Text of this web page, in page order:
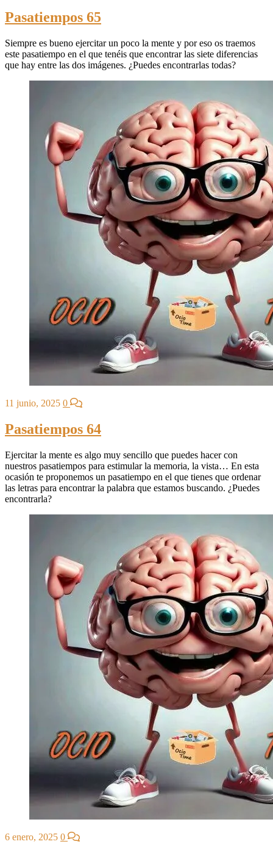
Pasatiempos 65
Siempre es bueno ejercitar un poco la mente y por eso os traemos
este pasatiempo en el que tenéis que encontrar las siete diferencias
que hay entre las dos imágenes. ¿Puedes encontrarlas todas?
11 junio, 2025 0
Pasatiempos 64
Ejercitar la mente es algo muy sencillo que puedes hacer con
nuestros pasatiempos para estimular la memoria, la vista… En esta
ocasión te proponemos un pasatiempo en el que tienes que ordenar
las letras para encontrar la palabra que estamos buscando. ¿Puedes
encontrarla?
6 enero, 2025 0